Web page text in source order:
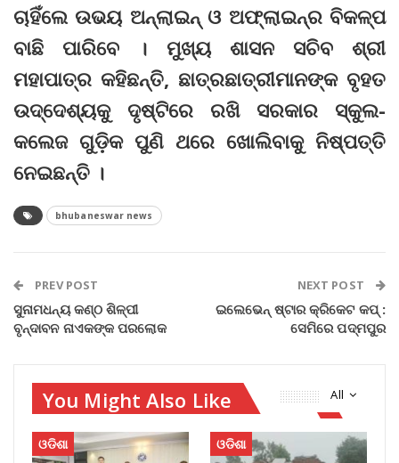
ଚାହିଁଲେ ଉଭୟ ଅନ୍‌ଲାଇନ୍‌ ଓ ଅଫ୍‌ଲାଇନ୍‌ର ବିକଳ୍ପ
ବାଛି ପାରିବେ । ମୁଖ୍ୟ ଶାସନ ସଚିବ ଶ୍ରୀ
ମହାପାତ୍ର କହିଛନ୍ତି, ଛାତ୍ରଛାତ୍ରୀମାନଙ୍କ ବୃହତ
ଉଦ୍ଦେଶ୍ୟକୁ ଦୃଷ୍ଟିରେ ରଖି ସରକାର ସ୍କୁଲ-
କଲେଜ ଗୁଡ଼ିକ ପୁଣି ଥରେ ଖୋଲିବାକୁ ନିଷ୍ପତ୍ତି
ନେଇଛନ୍ତି ।
bhubaneswar news
PREV POST
ସୁନାମଧନ୍ୟ କଣ୍ଠ ଶିଳ୍ପୀ
ବୃନ୍ଦାବନ ନାଏକଙ୍କ ପରଲୋକ
NEXT POST
ଇଲେଭେନ୍‌ ଷ୍ଟାର କ୍ରିକେଟ କପ୍‌ :
ସେମିରେ ପଦ୍ମପୁର
All
You Might Also Like
ଓଡିଶା ଓଡିଶା